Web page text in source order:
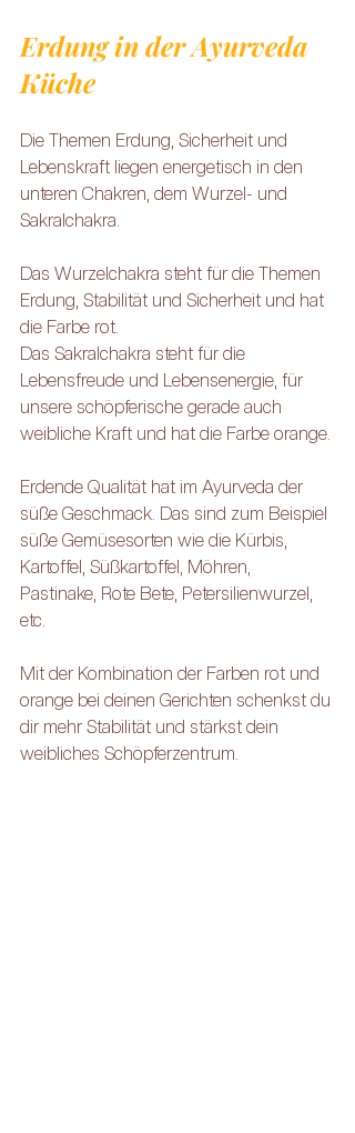
Erdung in der Ayurveda
Küche
Die Themen Erdung, Sicherheit und
Lebenskraft liegen energetisch in den
unteren Chakren, dem Wurzel- und
Sakralchakra.
Das Wurzelchakra steht für die Themen
Erdung, Stabilität und Sicherheit und hat
die Farbe rot.
Das Sakralchakra steht für die
Lebensfreude und Lebensenergie, für
unsere schöpferische gerade auch
weibliche Kraft und hat die Farbe orange.
Erdende Qualität hat im Ayurveda der
süße Geschmack. Das sind zum Beispiel
süße Gemüsesorten wie die Kürbis,
Kartoffel, Süßkartoffel, Möhren,
Pastinake, Rote Bete, Petersilienwurzel,
etc.
Mit der Kombination der Farben rot und
orange bei deinen Gerichten schenkst du
dir mehr Stabilität und stärkst dein
weibliches Schöpferzentrum.